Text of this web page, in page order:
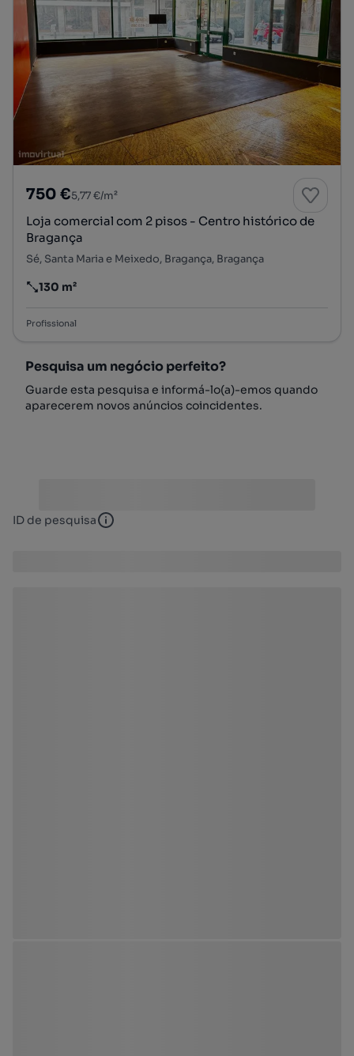
750 €5,77 €/m²
Loja comercial com 2 pisos - Centro histórico de
Bragança
Sé, Santa Maria e Meixedo, Bragança, Bragança
Preço por metro quadrado
130 m²
Profissional
Pesquisa um negócio perfeito?
Guarde esta pesquisa e informá-lo(a)-emos quando
aparecerem novos anúncios coincidentes.
ID de pesquisa ID de pesquisa